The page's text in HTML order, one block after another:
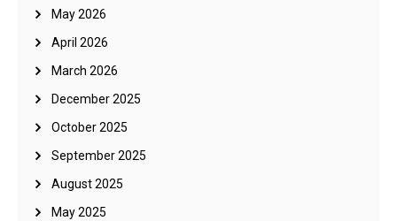
May 2026
April 2026
March 2026
December 2025
October 2025
September 2025
August 2025
May 2025